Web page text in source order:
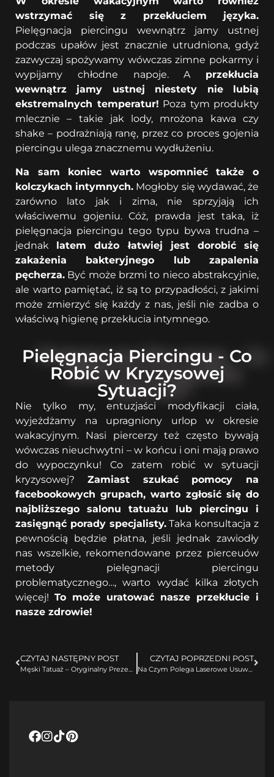
wstrzymać się z przekłuciem języka.
Pielęgnacja piercingu wewnątrz jamy ustnej
podczas upałów jest znacznie utrudniona, gdyż
zazwyczaj spożywamy wówczas zimne pokarmy i
wypijamy chłodne napoje. A przekłucia
wewnątrz jamy ustnej niestety nie lubią
ekstremalnych temperatur! Poza tym produkty
mlecznie – takie jak lody, mrożona kawa czy
shake – podrażniają ranę, przez co proces gojenia
piercingu ulega znacznemu wydłużeniu.
Na sam koniec warto wspomnieć także o
kolczykach intymnych. Mogłoby się wydawać, że
zarówno lato jak i zima, nie sprzyjają ich
właściwemu gojeniu. Cóż, prawda jest taka, iż
pielęgnacja piercingu tego typu bywa trudna –
jednak latem dużo łatwiej jest dorobić się
zakażenia bakteryjnego lub zapalenia
pęcherza. Być może brzmi to nieco abstrakcyjnie,
ale warto pamiętać, iż są to przypadłości, z jakimi
może zmierzyć się każdy z nas, jeśli nie zadba o
właściwą higienę przekłucia intymnego.
Pielęgnacja Piercingu - Co
Robić w Kryzysowej
Sytuacji?
Nie tylko my, entuzjaści modyfikacji ciała,
wyjeżdżamy na upragniony urlop w okresie
wakacyjnym. Nasi piercerzy też często bywają
wówczas nieuchwytni – w końcu i oni mają prawo
do wypoczynku! Co zatem robić w sytuacji
kryzysowej? Zamiast szukać pomocy na
facebookowych grupach, warto zgłosić się do
najbliższego salonu tatuażu lub piercingu i
zasięgnąć porady specjalisty.Taka konsultacja z
pewnością będzie płatna, jeśli jednak zawiodły
nas wszelkie, rekomendowane przez pierceuów
metody pielęgnacji piercingu
problematycznego…, warto wydać kilka złotych
więcej! To może uratować nasze przekłucie i
nasze zdrowie!
CZYTAJ NASTĘPNY POST
Męski Tatuaż – Oryginalny Prezent Na Dzień Ojca!
CZYTAJ POPRZEDNI POST
Na Czym Polega Laserowe Usuwanie Tatuażu?